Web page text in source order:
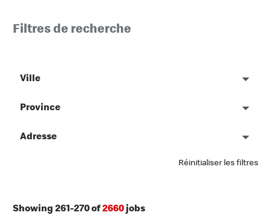
Filtres de recherche
Ville
Province
Adresse
Réinitialiser les filtres
Showing 261-270of2660 jobs